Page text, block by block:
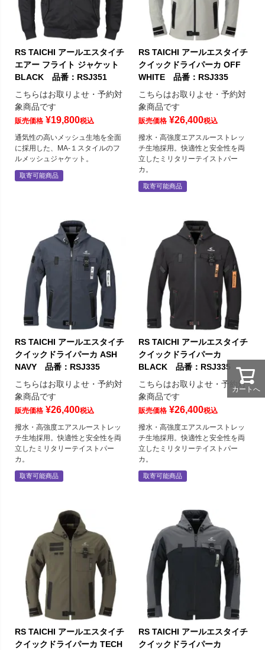
RS TAICHI アールエスタイチ
エアー フライト ジャケット
BLACK 品番：RSJ351
こちらはお取りよせ・予約対
象商品です
販売価格 ¥19,800税込
通気性の高いメッシュ生地を全面
に採用した、MA-１スタイルのフ
ルメッシュジャケット。
取寄可能商品
RS TAICHI アールエスタイチ
クイックドライパーカ OFF
WHITE 品番：RSJ335
こちらはお取りよせ・予約対
象商品です
販売価格 ¥26,400税込
撥水・高強度エアスルーストレッ
チ生地採用。快適性と安全性を両
立したミリタリーテイストパー
カ。
取寄可能商品
RS TAICHI アールエスタイチ
クイックドライパーカ ASH
NAVY 品番：RSJ335
こちらはお取りよせ・予約対
象商品です
販売価格 ¥26,400税込
撥水・高強度エアスルーストレッ
チ生地採用。快適性と安全性を両
立したミリタリーテイストパー
カ。
取寄可能商品
RS TAICHI アールエスタイチ
クイックドライパーカ
BLACK 品番：RSJ335
こちらはお取りよせ・予約対
象商品です
販売価格 ¥26,400税込
撥水・高強度エアスルーストレッ
チ生地採用。快適性と安全性を両
立したミリタリーテイストパー
カ。
取寄可能商品
RS TAICHI アールエスタイチ
クイックドライパーカ TECH
RS TAICHI アールエスタイチ
クイックドライパーカ
カートへ